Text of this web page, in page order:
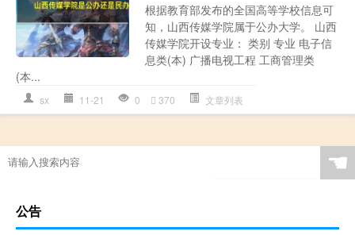
根据教育部发布的全国高等学校信息可
知，山西传媒学院属于公办大学。 山西
传媒学院开设专业： 类别 专业 电子信
息类(本) 广播电视工程 工商管理类
(本...
sx 11-21 0 370 文章列表
☚
公告